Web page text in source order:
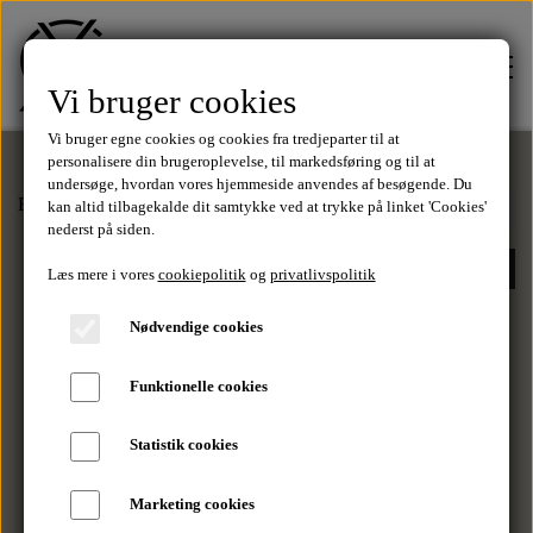
FORSIDE
TØJ
Tilbud
MÆRKER
Forside Polo Shirts Polo Shirt - Black
Vi bruger cookies
Vi bruger egne cookies og cookies fra tredjeparter til at
personalisere din brugeroplevelse, til markedsføring og til at
undersøge, hvordan vores hjemmeside anvendes af besøgende. Du
kan altid tilbagekalde dit samtykke ved at trykke på linket 'Cookies'
nederst på siden.
Læs mere i vores cookiepolitikog privatlivspolitik
Nødvendige cookies
Funktionelle cookies
Statistik cookies
Marketing cookies